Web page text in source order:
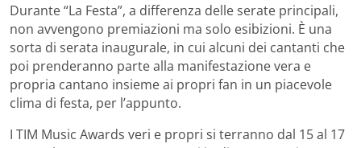
Durante “La Festa”, a differenza delle serate principali,
non avvengono premiazioni ma solo esibizioni. È una
sorta di serata inaugurale, in cui alcuni dei cantanti che
poi prenderanno parte alla manifestazione vera e
propria cantano insieme ai propri fan in un piacevole
clima di festa, per l’appunto.
I TIM Music Awards veri e propri si terranno dal 15 al 17